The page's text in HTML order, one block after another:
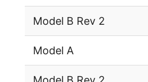
Model B Rev 2
Model A